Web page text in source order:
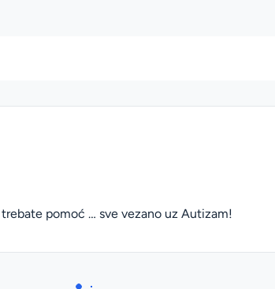
pomoć … sve vezano uz Autizam!